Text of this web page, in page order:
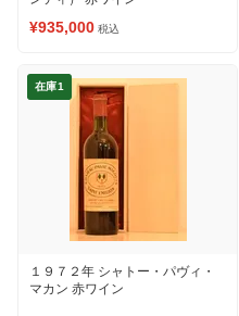
¥935,000 税込
在庫1
１９７２年 シャトー・パヴィ・
マカン 赤ワイン